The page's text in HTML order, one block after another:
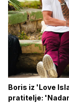
Boris iz 'Love
pratitelje: